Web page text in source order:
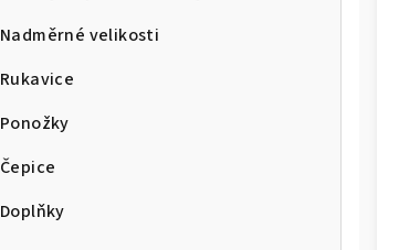
Nadměrné velikosti
Rukavice
Ponožky
Čepice
Doplňky